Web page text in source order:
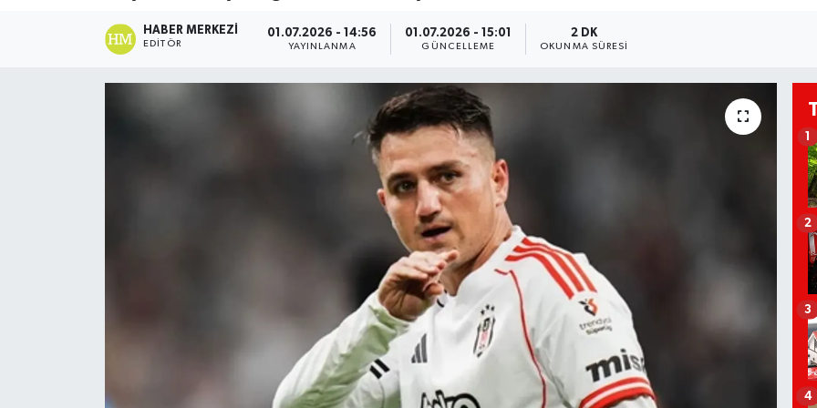
HABER MERKEZI
EDITÖR
01.07.2026 - 14:56
YAYINLANMA
01.07.2026 - 15:01
GÜNCELLEME
2 DK
OKUNMA SÜRESI
1
2
3
4